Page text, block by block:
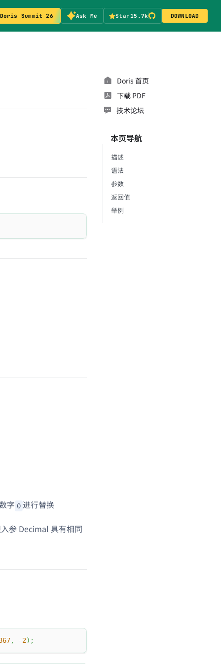
Doris Summit 26 Ask Me Star15.7k DOWNLOAD
字 0 进行替换
参 Decimal 具有相同
, -2) ;
Doris 首页
下载 PDF
技术论坛
本页导航
描述
语法
参数
返回值
举例